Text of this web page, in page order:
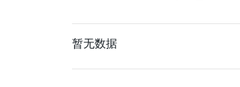
暂无数据